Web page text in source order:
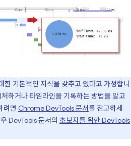
기본적인 지식을 갖추고 있다고 가정합니
하거나 타임라인을 기록하는 방법을 알고
려면 Chrome DevTools 문서를 참고하세
DevTools 문서의 초보자를 위한 DevTools